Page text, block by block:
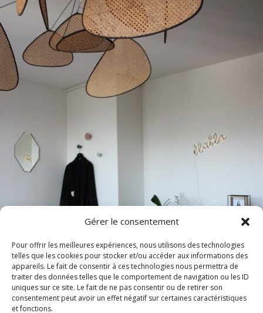
Gérer le consentement
Pour offrir les meilleures expériences, nous utilisons des technologies
telles que les cookies pour stocker et/ou accéder aux informations des
appareils. Le fait de consentir à ces technologies nous permettra de
traiter des données telles que le comportement de navigation ou les ID
uniques sur ce site. Le fait de ne pas consentir ou de retirer son
consentement peut avoir un effet négatif sur certaines caractéristiques
et fonctions.